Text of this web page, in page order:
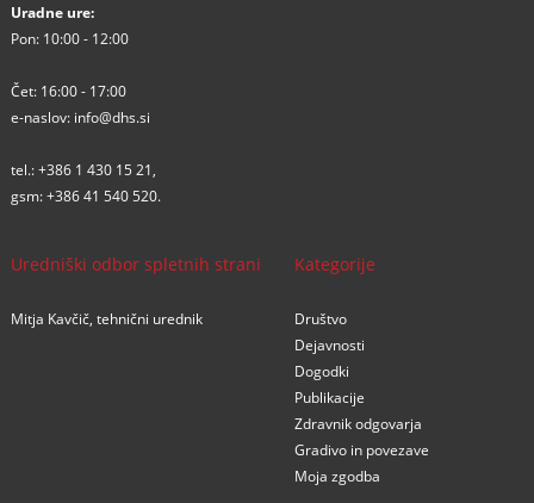
Uradne ure:
Pon: 10:00 - 12:00
Čet: 16:00 - 17:00
e-naslov: info@dhs.si
tel.:+386 1 430 15 21,
gsm:+386 41 540 520.
Uredniški odbor spletnih strani
Mitja Kavčič, tehnični urednik
Kategorije
Društvo
Dejavnosti
Dogodki
Publikacije
Zdravnik odgovarja
Gradivo in povezave
Moja zgodba